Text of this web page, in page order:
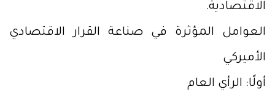
الاقتصادية.
العوامل المؤثرة في صناعة القرار الاقتصادي
الأميركي
أولًا: الرأي العام